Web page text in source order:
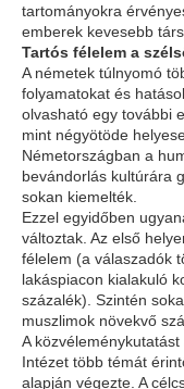
tartományokra
emberek kevesebb
Tartós félelem a
A németek túlnyomó
folyamatokat és
olvasható egy további
mint négyötöde
Németországban a
bevándorlás kultúrára
sokan kiemelték.
Ezzel egyidőben
változtak. Az első
félelem (a válaszadók
lakáspiacon kialakuló
százalék). Szintén
muszlimok növekvő
A
Intézet több témát
alapján végezte. A